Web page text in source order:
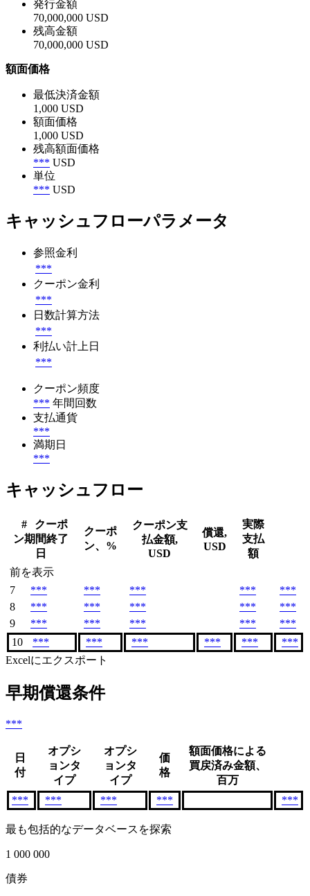
発行金額
70,000,000 USD
残高金額
70,000,000 USD
額面価格
最低決済金額
1,000 USD
額面価格
1,000 USD
残高額面価格
*** USD
単位
*** USD
キャッシュフローパラメータ
参照金利
***
クーポン金利
***
日数計算方法
***
利払い計上日
***
クーポン頻度
*** 年間回数
支払通貨
***
満期日
***
キャッシュフロー
#
クーポ
ン期間終了
日
クーポ
ン、%
クーポン支
払金額,
USD
償還,
USD
実際
支払
額
前を表示
7
*** *** *** ***
***
8
*** *** *** ***
***
9
*** *** *** ***
***
10
*** *** *** *** ***
***
Excelにエクスポート
早期償還条件
***
日
付
オプシ
ョンタ
イプ
オプシ
ョンタ
イプ
価
格
額面価格による
買戻済み金額、
百万
***
*** *** *** ***
最も包括的なデータベースを探索
1 000 000
債券